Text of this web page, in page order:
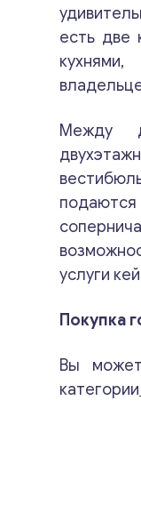
есть две
Между
услуги
Покупка
Вы
категории